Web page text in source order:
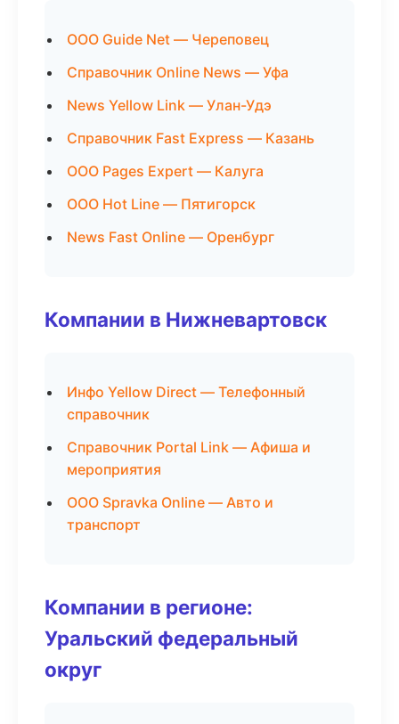
ООО Guide Net — Череповец
Справочник Online News — Уфа
News Yellow Link — Улан-Удэ
Справочник Fast Express — Казань
ООО Pages Expert — Калуга
ООО Hot Line — Пятигорск
News Fast Online — Оренбург
Компании в Нижневартовск
Инфо Yellow Direct — Телефонный
справочник
Справочник Portal Link — Афиша и
мероприятия
ООО Spravka Online — Авто и
транспорт
Компании в регионе:
Уральский федеральный
округ